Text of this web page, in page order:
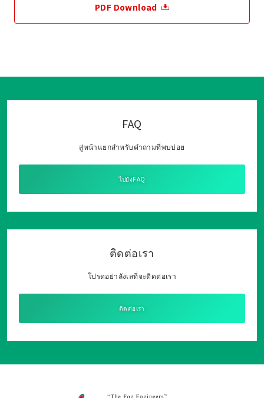
PDF Download
FAQ
สู่หน้าแยกสำหรับคำถามที่พบบ่อย
ไปยังFAQ
ติดต่อเรา
โปรดอย่าลังเลที่จะติดต่อเรา
ติดต่อเรา